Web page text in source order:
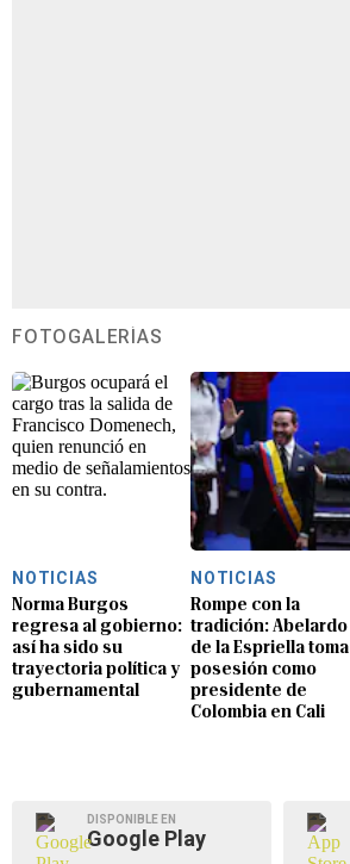
FOTOGALERÍAS
NOTICIAS
Norma Burgos
regresa al gobierno:
así ha sido su
trayectoria política y
gubernamental
NOTICIAS
Rompe con la
tradición: Abelardo
de la Espriella toma
posesión como
presidente de
Colombia en Cali
DISPONIBLE EN
Google Play